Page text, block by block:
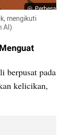
Perbesar
mengikuti
AI)
berpusat pada
kelicikan,